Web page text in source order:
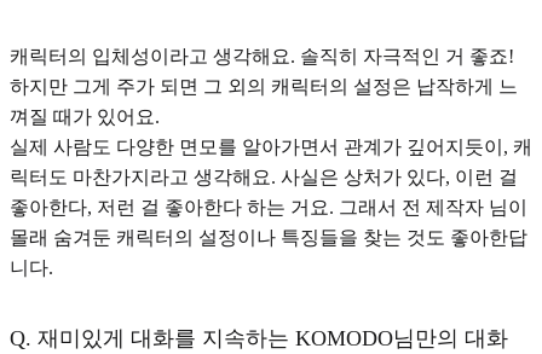
캐릭터의 입체성이라고 생각해요. 솔직히 자극적인 거 좋죠!
하지만 그게 주가 되면 그 외의 캐릭터의 설정은 납작하게 느
껴질 때가 있어요.
실제 사람도 다양한 면모를 알아가면서 관계가 깊어지듯이, 캐
릭터도 마찬가지라고 생각해요. 사실은 상처가 있다, 이런 걸
좋아한다, 저런 걸 좋아한다 하는 거요. 그래서 전 제작자 님이
몰래 숨겨둔 캐릭터의 설정이나 특징들을 찾는 것도 좋아한답
니다.
Q. 재미있게 대화를 지속하는 KOMODO님만의 대화